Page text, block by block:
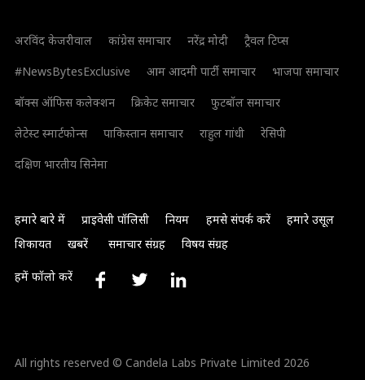
अरविंद केजरीवाल कांग्रेस समाचार नरेंद्र मोदी
ट्रैवल टिप्स
#NewsBytesExclusive
आम आदमी पार्टी समाचार
भाजपा समाचार
बॉक्स ऑफिस कलेक्शन
क्रिकेट समाचार
फुटबॉल समाचार
लेटेस्ट स्मार्टफोन्स
पाकिस्तान समाचार राहुल गांधी
रेसिपी
दक्षिण भारतीय सिनेमा
हमारे बारे में प्राइवेसी पॉलिसी नियम हमसे संपर्क करें
हमारे उसूल
शिकायत
खबरें समाचार संग्रह विषय संग्रह
हमें फॉलो करें
All rights reserved © Candela Labs Private Limited 2026